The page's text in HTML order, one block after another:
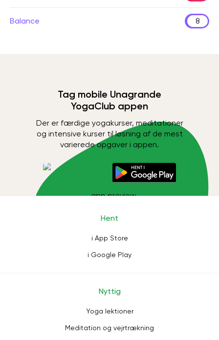
Balance 8
Tag mobile Unagrande
YogaClub appen
Der er færdige yogakurser, meditationer
og intensive kurser til løsning af de mest
varierede opgaver i appen.
Hent
i App Store
i Google Play
Nyttig
Yoga lektioner
Meditation og vejrtrækning